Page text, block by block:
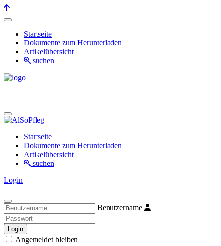
Startseite
Dokumente zum Herunterladen
Artikelübersicht
suchen
Startseite
Dokumente zum Herunterladen
Artikelübersicht
suchen
Login
Benutzername
Login
Angemeldet bleiben